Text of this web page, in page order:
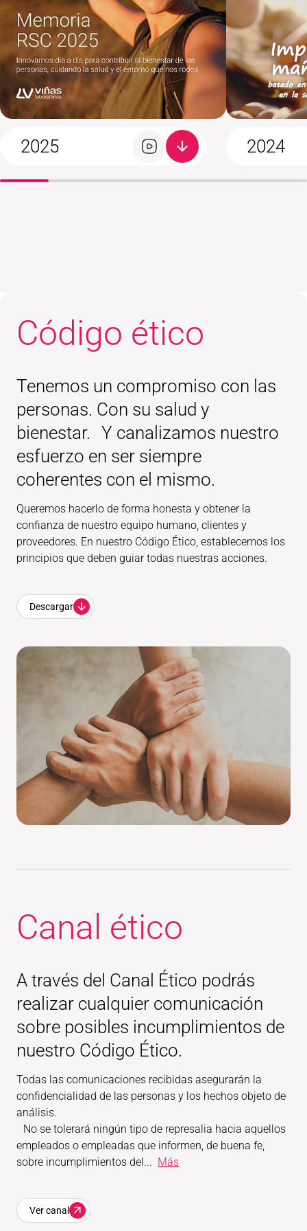
2025 2024
Código ético
Tenemos un compromiso con las
personas. Con su salud y
bienestar. Y canalizamos nuestro
esfuerzo en ser siempre
coherentes con el mismo.
Queremos hacerlo de forma honesta y obtener la
confianza de nuestro equipo humano, clientes y
proveedores. En nuestro Código Ético, establecemos los
principios que deben guiar todas nuestras acciones.
Descargar
Canal ético
A través del Canal Ético podrás
realizar cualquier comunicación
sobre posibles incumplimientos de
nuestro Código Ético.
Todas las comunicaciones recibidas asegurarán la
confidencialidad de las personas y los hechos objeto de
análisis.
No se tolerará ningún tipo de represalia hacia aquellos
empleados o empleadas que informen, de buena fe,
sobre incumplimientos del... Más
Ver canal